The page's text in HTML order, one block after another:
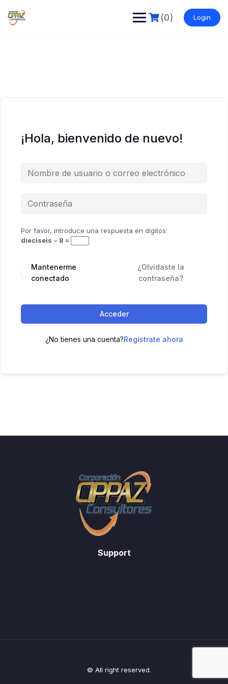
contenido
(0) Login
¡Hola, bienvenido de nuevo!
Por favor, introduce una respuesta en dígitos:
dieciseis − 8 =
Mantenerme
conectado
¿Olvidaste la
contraseña?
Acceder
¿No tienes una cuenta?Regístrate ahora
Support
© All right reserved.